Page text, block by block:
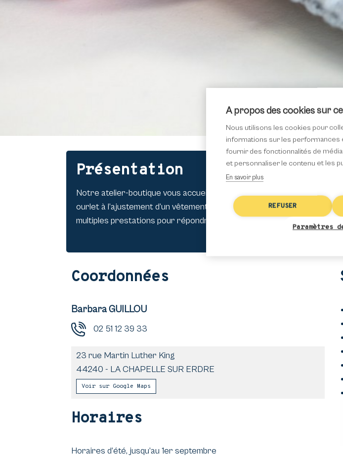
Présentation
Notre atelier-boutique vous accueille afin de réaliser vos retouches
ourlet à l’ajustement d’un vêtement en passant par un changement
multiples prestations pour répondre à vos demandes uniques.
Coordonnées
Barbara GUILLOU
02 51 12 39 33
23 rue Martin Luther King
44240 - LA CHAPELLE SUR ERDRE
Voir sur Google Maps
Horaires
Horaires d’été, jusqu’au 1er septembre
À propos des cookies sur
Nous utilisons les cookies pour
informations sur les performances
fournir des fonctionnalités de
et personnaliser le contenu et les
En savoir plus
REFUSER
Paramètres